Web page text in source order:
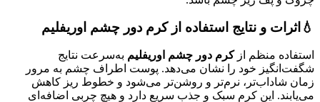
💧اثرات و نتایج استفاده از کرم دور چشم اوریفلیم
استفاده منظم از کرم دور چشم اوریفلیم به‌سرعت نتایج
شگفت‌انگیز خود را نشان می‌دهد. پوست اطراف چشم به مرور
زمان شاداب‌تر، نرم‌تر و روشن‌تر می‌شود و خطوط ریز کاهش
می‌یابند. این کرم سبک و جذب سریع دارد و هیچ چربی اضافه‌ای